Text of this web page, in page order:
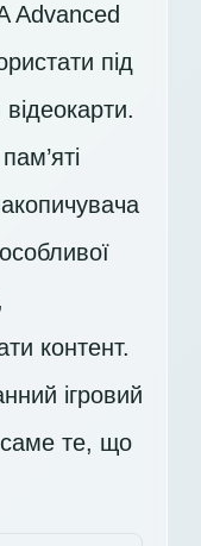
Advanced
під
контент.
ігровий
те, що